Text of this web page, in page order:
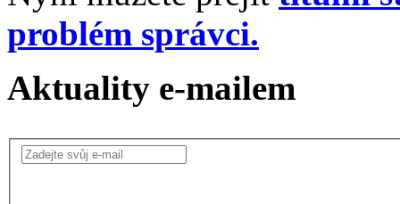
problém správci.
Aktuality e-mailem